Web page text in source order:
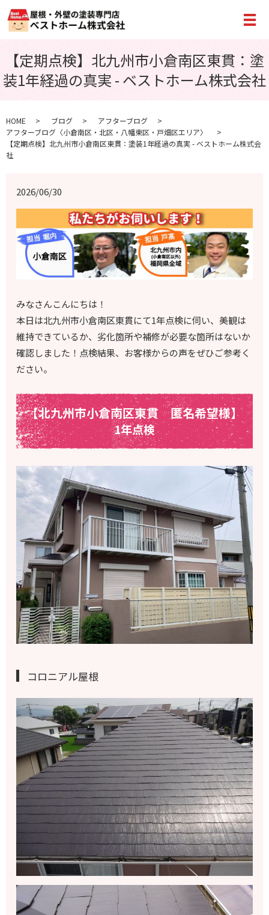
メ
【定期点検】北九州市小倉南区東貫：塗
装1年経過の真実 - ベストホーム株式会社
HOME ブログ
アフターブログ
アフターブログ〈小倉南区・北区・八幡東区・戸畑区エリア〉
【定期点検】北九州市小倉南区東貫：塗装1年経過の真実 - ベストホーム株式会
社
2026/06/30
みなさんこんにちは！
本日は北九州市小倉南区東貫にて1年点検に伺い、美観は
維持できているか、劣化箇所や補修が必要な箇所はないか
確認しました！点検結果、お客様からの声をぜひご参考く
ださい。
【北九州市小倉南区東貫 匿名希望様】
1年点検
コロニアル屋根